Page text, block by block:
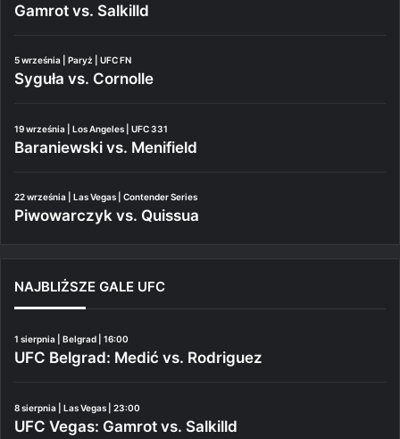
Gamrot vs. Salkilld
5 września | Paryż | UFC FN
Syguła vs. Cornolle
19 września | Los Angeles | UFC 331
Baraniewski vs. Menifield
22 września | Las Vegas | Contender Series
Piwowarczyk vs. Quissua
NAJBLIŻSZE GALE UFC
1 sierpnia | Belgrad | 16:00
UFC Belgrad: Medić vs. Rodriguez
8 sierpnia | Las Vegas | 23:00
UFC Vegas: Gamrot vs. Salkilld